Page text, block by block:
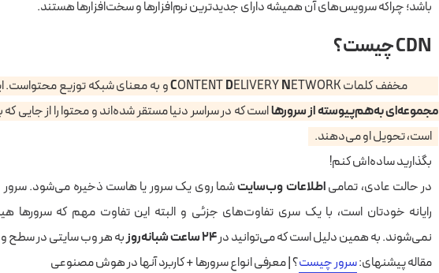
باشد؛ چراکه سرویس‌های آن همیشه دارای جدیدترین نرم‌افزارها و سخت‌افزارها هستند.
CDN چیست؟
CONTENTDELIVERYNETWORK و به معنای شبکه توزیع محتواست. این شبکه، شامل
مجموعه‌ای به‌هم‌پیوسته از سرورهااست که در سراسر دنیا مستقر شده‌اند و محتوا را از جایی که
است، تحویل او می‌دهند.
بگذارید ساده‌اش کنم!
در حالت عادی، تمامیاطلاعات وب‌سایتشما روی یک سرور یا هاست ذخیره می‌شود.
رایانه خودتان است، با یک سری تفاوت‌های جزئی و البته این تفاوت مهم که
نمی‌شوند. به همین دلیل است که می‌توانید در
به هر وب سایتی در سطح
مقاله پیشنهای:سرور چیست؟ | معرفی انواع سرورها + کاربرد آنها در هوش مصنوعی